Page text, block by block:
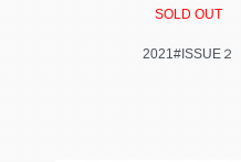
SOLD OUT
2021#ISSUE２